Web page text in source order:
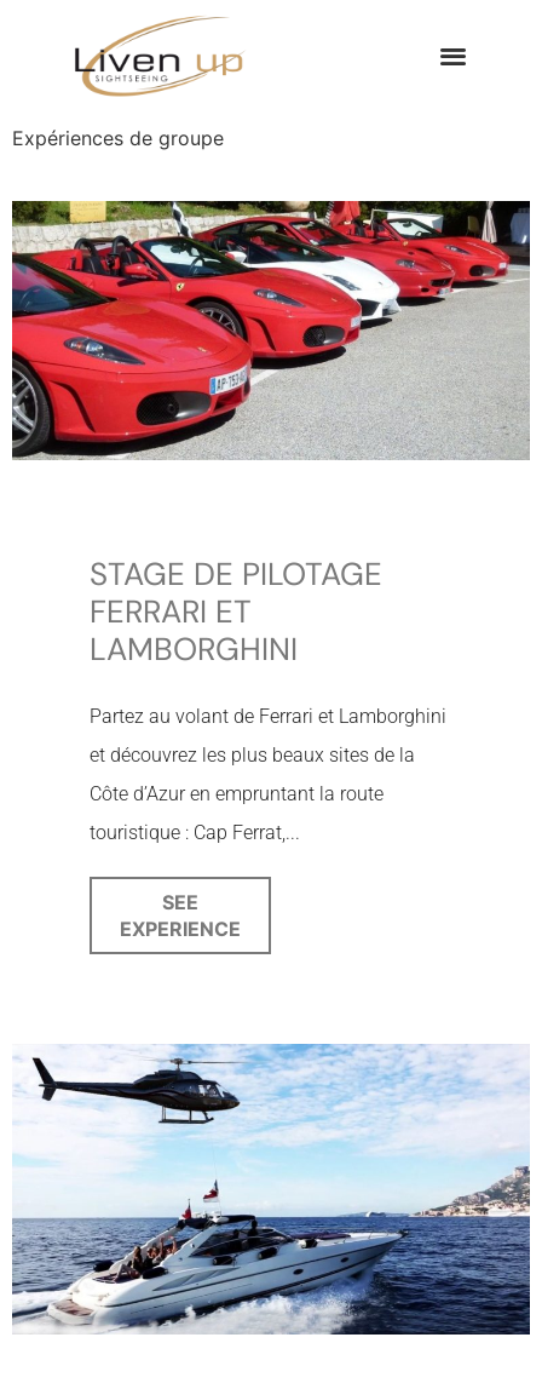
Expériences de groupe
STAGE DE PILOTAGE
FERRARI ET
LAMBORGHINI
Partez au volant de Ferrari et Lamborghini
et découvrez les plus beaux sites de la
Côte d’Azur en empruntant la route
touristique : Cap Ferrat,...
SEE
EXPERIENCE